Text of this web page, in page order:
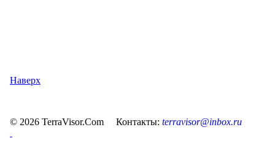
Наверх
© 2026 TerraVisor.Com Контакты: terravisor@inbox.ru